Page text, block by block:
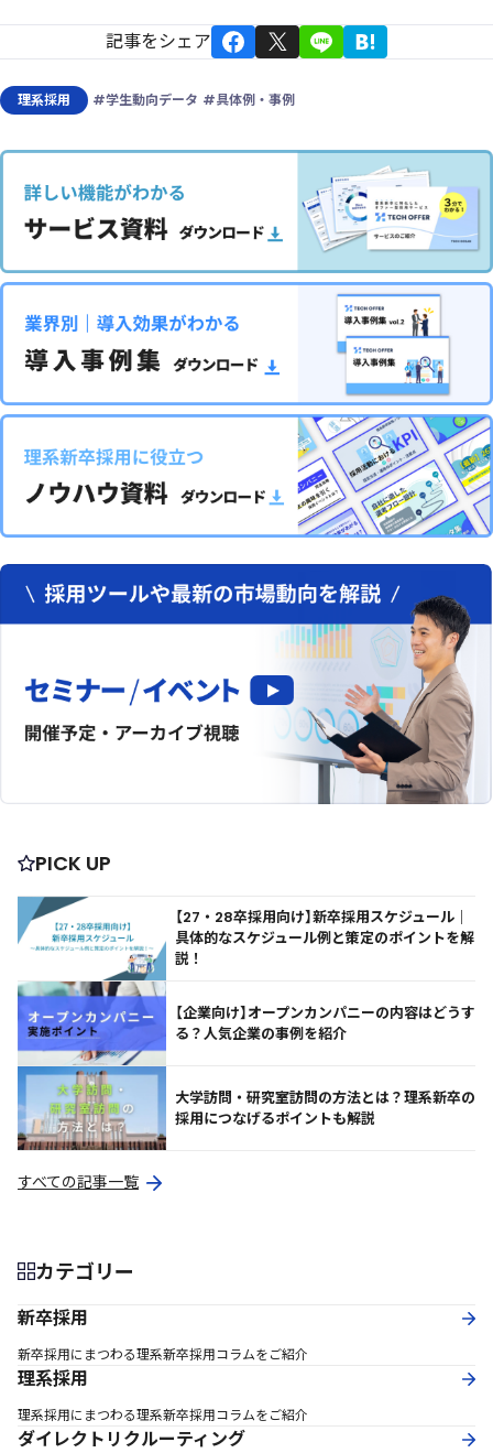
記事をシェア
理系採用 #学生動向データ #具体例・事例
PICK UP
【27・28卒採用向け】新卒採用スケジュール｜
具体的なスケジュール例と策定のポイントを解
説！
【企業向け】オープンカンパニーの内容はどうす
る？人気企業の事例を紹介
大学訪問・研究室訪問の方法とは？理系新卒の
採用につなげるポイントも解説
すべての記事一覧
カテゴリー
新卒採用
新卒採用にまつわる理系新卒採用コラムをご紹介
理系採用
理系採用にまつわる理系新卒採用コラムをご紹介
ダイレクトリクルーティング